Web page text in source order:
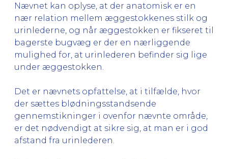
Nævnet kan oplyse, at der anatomisk er en
nær relation mellem æggestokkenes stilk og
urinlederne, og når æggestokken er fikseret til
bagerste bugvæg er der en nærliggende
mulighed for, at urinlederen befinder sig lige
under æggestokken.
Det er nævnets opfattelse, at i tilfælde, hvor
der sættes blødningsstandsende
gennemstikninger i ovenfor nævnte område,
er det nødvendigt at sikre sig, at man er i god
afstand fra urinlederen.